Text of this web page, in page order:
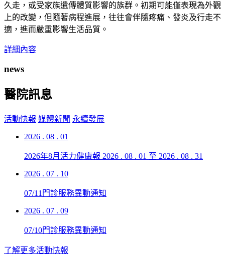
久走，或受家族遺傳體質影響的族群。初期可能僅表現為外觀
上的改變，但隨著病程進展，往往會伴隨疼痛、發炎及行走不
適，進而嚴重影響生活品質。
詳細內容
news
醫院訊息
活動快報 媒體新聞 永續發展
2026 . 08 . 01
2026年8月活力健康報 2026 . 08 . 01 至 2026 . 08 . 31
2026 . 07 . 10
07/11門診服務異動通知
2026 . 07 . 09
07/10門診服務異動通知
了解更多活動快報